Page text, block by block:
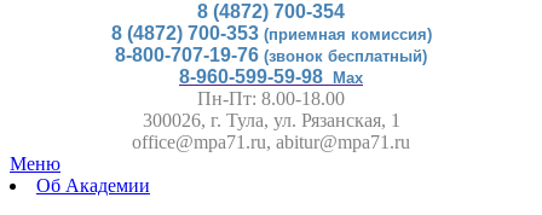
8 (4872) 700-354
8 (4872) 700-353 (приемная комиссия)
8-800-707-19-76 (звонок бесплатный)
8-960-599-59-98 Max
Пн-Пт: 8.00-18.00
300026, г. Тула, ул. Рязанская, 1
office@mpa71.ru, abitur@mpa71.ru
Меню
Об Академии